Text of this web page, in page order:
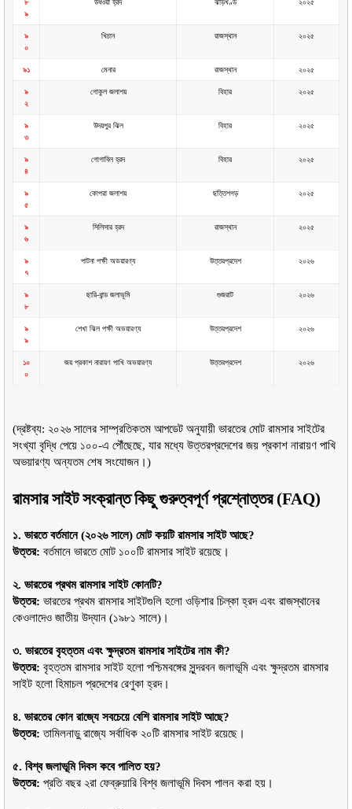
৮
৯
উধওয়া হ্রদ ঝাড়খণ্ড ২০২৫
৯
০
খিচান রাজস্থান ২০২৫
৯১ মেনার রাজস্থান ২০২৫
৯
২
গোকুল জলাশয় বিহার ২০২৫
৯
৩
উদয়পুর ঝিল বিহার ২০২৫
৯
৪
গোগাবিল হ্রদ বিহার ২০২৫
৯
৫
কোপরা জলাশয় ছত্তিশগড় ২০২৫
৯
৬
সিলিসার হ্রদ রাজস্থান ২০২৫
৯
৭
পাটনা পক্ষী অভয়ারণ্য উত্তরপ্রদেশ ২০২৬
৯
৮
ছারি-ধান্ড জলাভূমি গুজরাট ২০২৬
৯
৯
শেখা ঝিল পক্ষী অভয়ারণ্য উত্তরপ্রদেশ ২০২৬
১০
০
জয় প্রকাশ নারায়ণ পাখি অভয়ারণ্য উত্তরপ্রদেশ ২০২৬
(দ্রষ্টব্য: ২০২৬ সালের সাম্প্রতিকতম আপডেট অনুযায়ী ভারতের মোট রামসার সাইটের
সংখ্যা বৃদ্ধি পেয়ে ১০০-এ পৌঁছেছে, যার মধ্যে উত্তরপ্রদেশের জয় প্রকাশ নারায়ণ পাখি
অভয়ারণ্য অন্যতম শেষ সংযোজন।)
রামসার সাইট সংক্রান্ত কিছু গুরুত্বপূর্ণ প্রশ্নোত্তর (FAQ)
১. ভারতে বর্তমানে (২০২৬ সালে) মোট কয়টি রামসার সাইট আছে?
উত্তর: বর্তমানে ভারতে মোট ১০০টি রামসার সাইট রয়েছে।
২. ভারতের প্রথম রামসার সাইট কোনটি?
উত্তর: ভারতের প্রথম রামসার সাইটগুলি হলো ওড়িশার চিল্কা হ্রদ এবং রাজস্থানের
কেওলাদেও জাতীয় উদ্যান (১৯৮১ সালে)।
৩. ভারতের বৃহত্তম এবং ক্ষুদ্রতম রামসার সাইটের নাম কী?
উত্তর: বৃহত্তম রামসার সাইট হলো পশ্চিমবঙ্গের সুন্দরবন জলাভূমি এবং ক্ষুদ্রতম রামসার
সাইট হলো হিমাচল প্রদেশের রেণুকা হ্রদ।
৪. ভারতের কোন রাজ্যে সবচেয়ে বেশি রামসার সাইট আছে?
উত্তর: তামিলনাড়ু রাজ্যে সর্বাধিক ২০টি রামসার সাইট রয়েছে।
৫. বিশ্ব জলাভূমি দিবস কবে পালিত হয়?
উত্তর: প্রতি বছর ২রা ফেব্রুয়ারি বিশ্ব জলাভূমি দিবস পালন করা হয়।